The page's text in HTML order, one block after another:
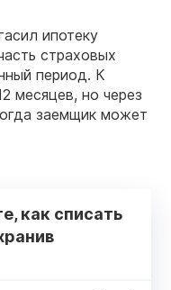
ипотеку
страховых
период. К
месяцев, но через
заемщик может
как списать